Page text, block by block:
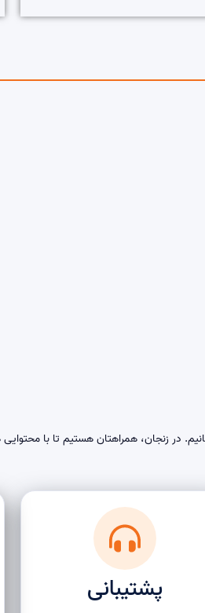
زنجان، همراهتان هستیم تا با محتوایی
پشتیبانی